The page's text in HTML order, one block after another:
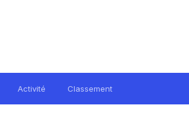
Activité Classement